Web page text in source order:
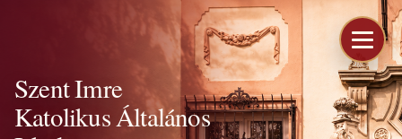
Szent Imre
Katolikus Általános